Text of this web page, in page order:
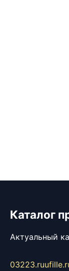
Каталог
Актуальный
03223.ru